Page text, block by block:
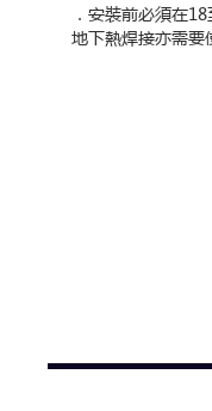
．安裝前必須在
地下熱焊接亦需要